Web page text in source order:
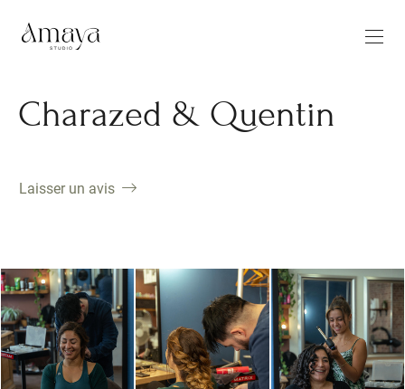
Charazed & Quentin
Laisser un avis